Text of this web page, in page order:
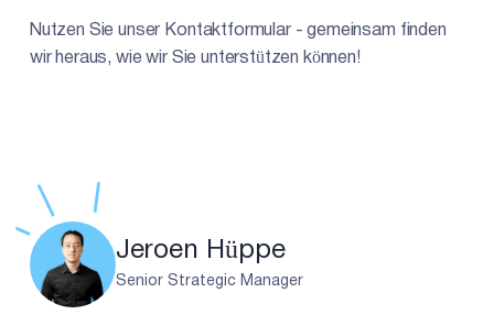
Jeroen Hüppe
Senior Strategic Manager
Nutzen Sie unser Kontaktformular - gemeinsam finden
wir heraus, wie wir Sie unterstützen können!